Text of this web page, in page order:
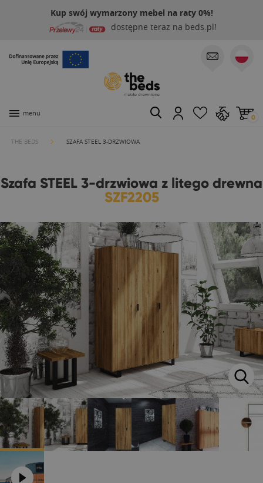
Kup swój wymarzony mebel na raty 0%!
dostępne teraz na beds.pl!
menu 0
THE BEDS SZAFA STEEL 3-DRZWIOWA
Szafa STEEL 3-drzwiowa z litego drewna
SZF2205